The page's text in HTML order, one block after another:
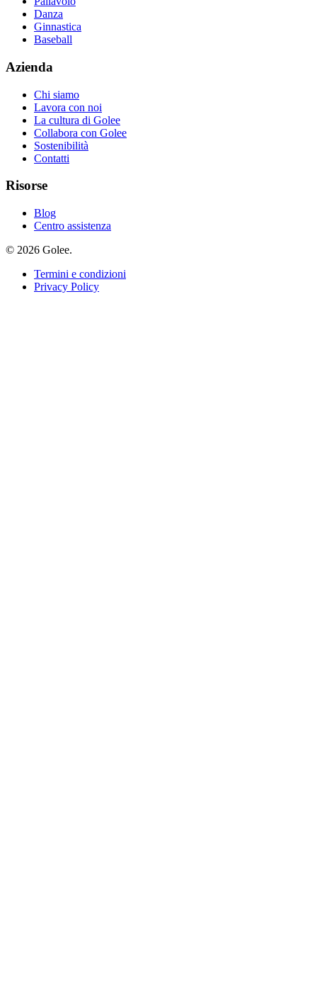
Danza
Ginnastica
Baseball
Azienda
Chi siamo
Lavora con noi
La cultura di Golee
Collabora con Golee
Sostenibilità
Contatti
Risorse
Blog
Centro assistenza
© 2026 Golee.
Termini e condizioni
Privacy Policy